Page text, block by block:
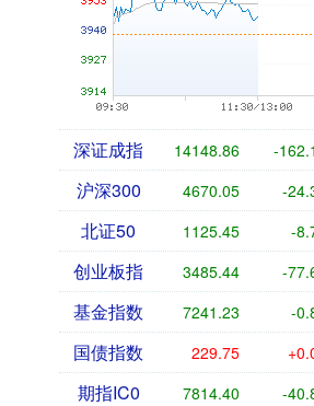
深证成指 14148.86 -
沪深300 4670.05 -
北证50 1125.45 -
创业板指 3485.44 -
基金指数 7241.23 -
国债指数 229.75
期指IC0 7814.40 -